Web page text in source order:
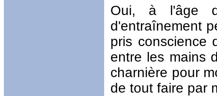
Oui, à l'âge
d'entraînement
pris conscience
entre les mains
charnière pour
de tout faire par